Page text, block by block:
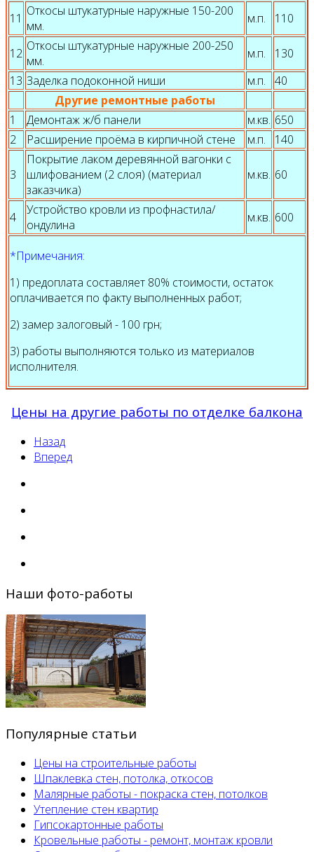
11 Откосы штукатурные наружные 150-200
мм.
м.п. 110
12 Откосы штукатурные наружные 200-250
мм.
м.п.
130
13 Заделка подоконной ниши м.п.
40
Другие ремонтные работы
1
Демонтаж ж/б панели м.кв. 650
2
Расширение проёма в кирпичной стене м.п. 140
3
Покрытие лаком деревянной вагонки с
шлифованием (2 слоя) (материал
заказчика)
м.кв. 60
4
Устройство кровли из профнастила/
ондулина
м.кв. 600
*Примечания:
1) предоплата составляет 80% стоимости, остаток
оплачивается по факту выполненных работ;
2) замер залоговый - 100 грн;
3) работы выполняются только из материалов
исполнителя.
Цены на другие работы по отделке балкона
Назад
Вперед
Наши фото-работы
Популярные статьи
Цены на строительные работы
Шпаклевка стен, потолка, откосов
Малярные работы - покраска стен, потолков
Утепление стен квартир
Гипсокартонные работы
Кровельные работы - ремонт, монтаж кровли